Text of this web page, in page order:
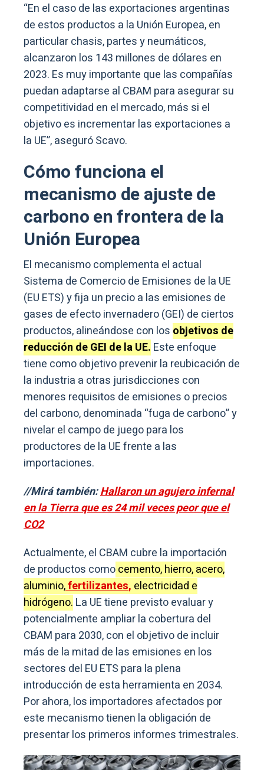
“En el caso de las exportaciones argentinas
de estos productos a la Unión Europea, en
particular chasis, partes y neumáticos,
alcanzaron los 143 millones de dólares en
2023. Es muy importante que las compañías
puedan adaptarse al CBAM para asegurar su
competitividad en el mercado, más si el
objetivo es incrementar las exportaciones a
la UE”, aseguró Scavo.
Cómo funciona el
mecanismo de ajuste de
carbono en frontera de la
Unión Europea
El mecanismo complementa el actual
Sistema de Comercio de Emisiones de la UE
(EU ETS) y fija un precio a las emisiones de
gases de efecto invernadero (GEI) de ciertos
productos, alineándose con los objetivos de
reducción de GEI de la UE. Este enfoque
tiene como objetivo prevenir la reubicación de
la industria a otras jurisdicciones con
menores requisitos de emisiones o precios
del carbono, denominada “fuga de carbono” y
nivelar el campo de juego para los
productores de la UE frente a las
importaciones.
//Mirá también:Hallaron un agujero infernal
en la Tierra que es 24 mil veces peor que el
CO2
Actualmente, el CBAM cubre la importación
de productos comocemento, hierro, acero,
aluminio,fertilizantes, electricidad e
hidrógeno. La UE tiene previsto evaluar y
potencialmente ampliar la cobertura del
CBAM para 2030, con el objetivo de incluir
más de la mitad de las emisiones en los
sectores del EU ETS para la plena
introducción de esta herramienta en 2034.
Por ahora, los importadores afectados por
este mecanismo tienen la obligación de
presentar los primeros informes trimestrales.